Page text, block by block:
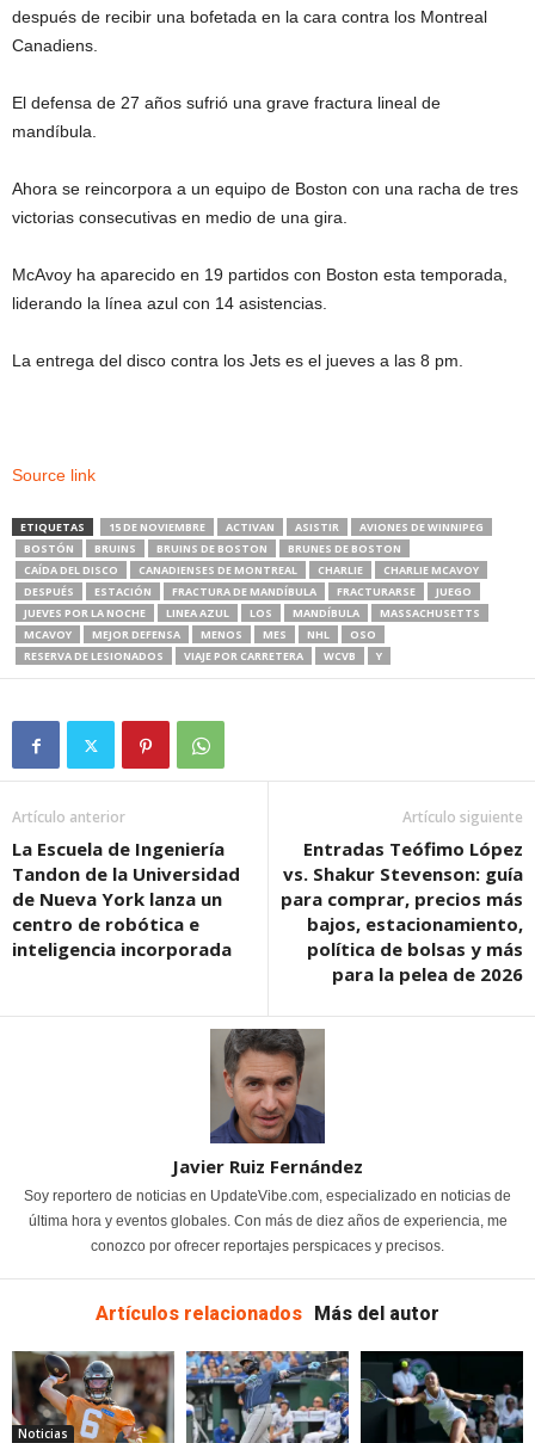
después de recibir una bofetada en la cara contra los Montreal
Canadiens.
El defensa de 27 años sufrió una grave fractura lineal de
mandíbula.
Ahora se reincorpora a un equipo de Boston con una racha de tres
victorias consecutivas en medio de una gira.
McAvoy ha aparecido en 19 partidos con Boston esta temporada,
liderando la línea azul con 14 asistencias.
La entrega del disco contra los Jets es el jueves a las 8 pm.
Source link
ETIQUETAS 15 DE NOVIEMBRE ACTIVAN ASISTIR
AVIONES DE WINNIPEG
BOSTÓN
BRUINS BRUINS DE BOSTON
BRUNES DE BOSTON
CAÍDA DEL DISCO
CANADIENSES DE MONTREAL CHARLIE
CHARLIE MCAVOY
DESPUÉS
ESTACIÓN FRACTURA DE MANDÍBULA FRACTURARSE
JUEGO
JUEVES POR LA NOCHE
LINEA AZUL LOS MANDÍBULA
MASSACHUSETTS
MCAVOY
MEJOR DEFENSA MENOS MES NHL
OSO
RESERVA DE LESIONADOS
VIAJE POR CARRETERA WCVB Y
Artículo anterior
La Escuela de Ingeniería
Tandon de la Universidad
de Nueva York lanza un
centro de robótica e
inteligencia incorporada
Artículo siguiente
Entradas Teófimo López
vs. Shakur Stevenson: guía
para comprar, precios más
bajos, estacionamiento,
política de bolsas y más
para la pelea de 2026
Javier Ruiz Fernández
Soy reportero de noticias en UpdateVibe.com, especializado en noticias de
última hora y eventos globales. Con más de diez años de experiencia, me
conozco por ofrecer reportajes perspicaces y precisos.
Artículos relacionados Más del autor
Noticias